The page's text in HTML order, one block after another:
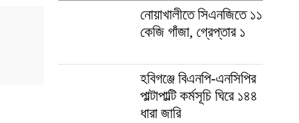
নোয়াখালীতে সিএনজিতে ১১
কেজি গাঁজা, গ্রেপ্তার ১
হবিগঞ্জে বিএনপি-এনসিপির
পাল্টাপাল্টি কর্মসূচি ঘিরে ১৪৪
ধারা জারি